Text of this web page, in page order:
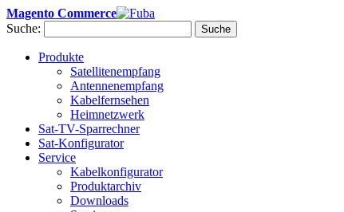
Magento Commerce
Suche:
Suche
Produkte
Satellitenempfang
Antennenempfang
Kabelfernsehen
Heimnetzwerk
Sat-TV-Sparrechner
Sat-Konfigurator
Service
Kabelkonfigurator
Produktarchiv
Downloads